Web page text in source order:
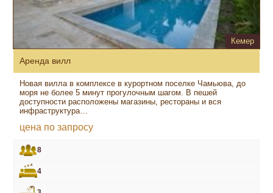
Кемер
Аренда вилл
Новая вилла в комплексе в курортном поселке Чамьюва, до
моря не более 5 минут прогулочным шагом. В пешей
доступности расположены магазины, рестораны и вся
инфраструктура…
цена по запросу
8
4